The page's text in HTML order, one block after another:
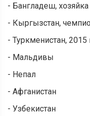
- Бангладеш,
- Кыргызстан,
- Туркменистан, 2015
- Мальдивы
- Непал
- Афганистан
- Узбекистан